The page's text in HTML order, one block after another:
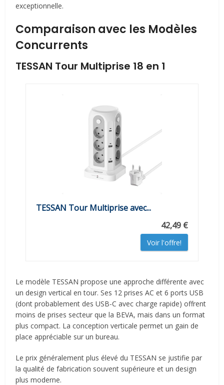
exceptionnelle.
Comparaison avec les Modèles
Concurrents
TESSAN Tour Multiprise 18 en 1
TESSAN Tour Multiprise avec...
42,49 €
Voir l'offre!
Le modèle TESSAN propose une approche différente avec
un design vertical en tour. Ses 12 prises AC et 6 ports USB
(dont probablement des USB-C avec charge rapide) offrent
moins de prises secteur que la BEVA, mais dans un format
plus compact. La conception verticale permet un gain de
place appréciable sur un bureau.
Le prix généralement plus élevé du TESSAN se justifie par
la qualité de fabrication souvent supérieure et un design
plus moderne.